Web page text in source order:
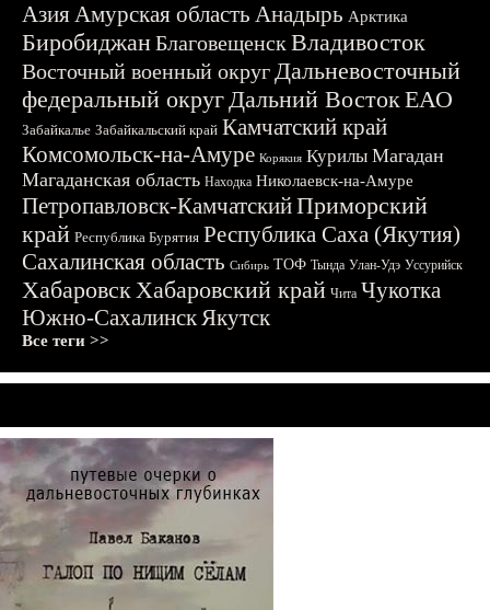
АзияАмурская область Анадырь Арктика
БиробиджанБлаговещенскВладивосток
Восточный военный округДальневосточный
федеральный округДальний ВостокЕАО
Забайкалье Забайкальский край Камчатский край
Комсомольск-на-Амуре Корякия Курилы Магадан
Магаданская область Находка Николаевск-на-Амуре
Петропавловск-КамчатскийПриморский
край Республика Бурятия Республика Саха (Якутия)
Сахалинская область Сибирь ТОФ Тында Улан-Удэ Уссурийск
ХабаровскХабаровский край Чита Чукотка
Южно-СахалинскЯкутск
Все теги >>